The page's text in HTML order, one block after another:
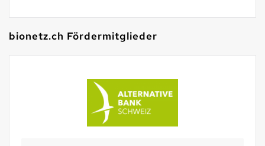
bionetz.ch Fördermitglieder